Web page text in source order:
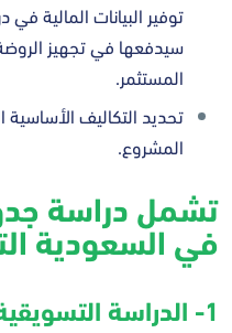
توفير البيانات المالية
سيدفعها في تجهيز
المستثمر.
تحديد التكاليف
المشروع.
تشمل دراسة
في السعودية
1- الدراسة التسويقية لمشروع حضانة أطفال: